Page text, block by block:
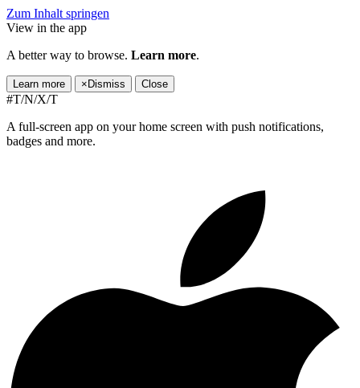
Zum Inhalt springen
View in the app
A better way to browse. Learn more.
Learn more × Dismiss Close
#T/N/X/T
A full-screen app on your home screen with push notifications,
badges and more.